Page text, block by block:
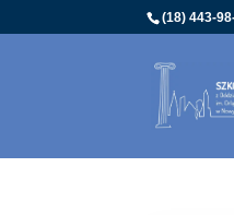
(18) 443-